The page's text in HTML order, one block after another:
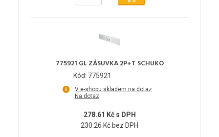
775921 GL ZÁSUVKA 2P+T SCHUKO
Kód: 775921
V e-shopu skladem na dotaz
Na dotaz
278.61 Kč s DPH
230.26 Kč bez DPH